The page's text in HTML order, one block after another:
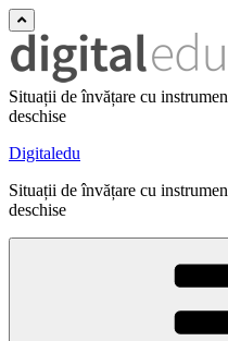
Situații de învățare cu
deschise
Digitaledu
Situații de învățare cu
deschise